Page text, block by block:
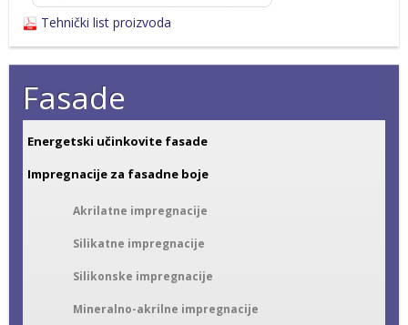
Tehnički list proizvoda
Fasade
Energetski učinkovite fasade
Impregnacije za fasadne boje
Akrilatne impregnacije
Silikatne impregnacije
Silikonske impregnacije
Mineralno-akrilne impregnacije